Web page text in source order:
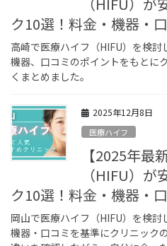
（HIFU）
ク10選！料金・機器・
高崎で医療ハイフ（HIFU）を検
機器、口コミのポイントをもとに
くまとめました。
2025年12月8日
医療ハイフ
【2025年最
（HIFU）
ク10選！料金・機器・
岡山で医療ハイフ（HIFU）を検
機器・口コミを基準にクリニック